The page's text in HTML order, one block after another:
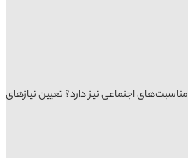
اجتماعی نیز دارد؟ تعیین نیازهای